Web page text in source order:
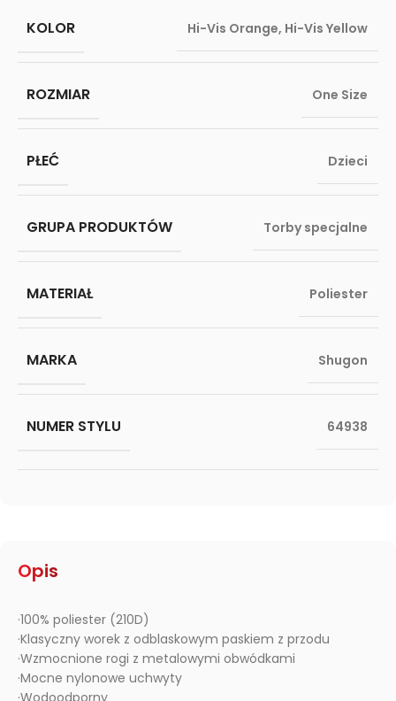
Opis
·100% poliester (210D)
·Klasyczny worek z odblaskowym paskiem z przodu
·Wzmocnione rogi z metalowymi obwódkami
·Mocne nylonowe uchwyty
·Wodoodporny
KOLOR Hi-Vis Orange, Hi-Vis Yellow
ROZMIAR One Size
PŁEĆ Dzieci
GRUPA PRODUKTÓW Torby specjalne
MATERIAŁ Poliester
MARKA Shugon
NUMER STYLU 64938